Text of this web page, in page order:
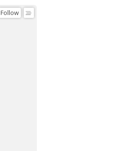
Follow